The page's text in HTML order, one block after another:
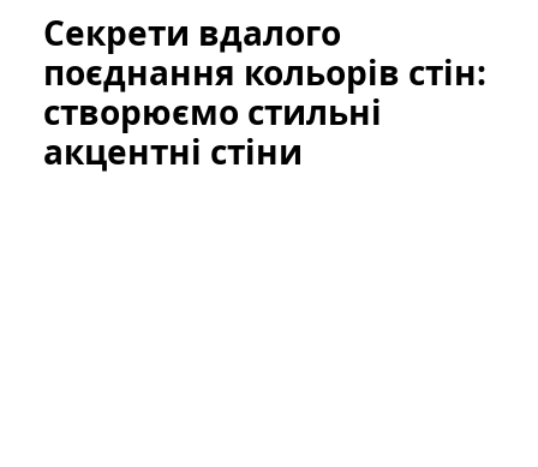
Секрети вдалого
поєднання кольорів стін:
створюємо стильні
акцентні стіни